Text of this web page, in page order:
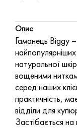
Опис
Гаманець Biggy
натуральної
вощеними
серед наших
практичність,
відділи для
Застібається на